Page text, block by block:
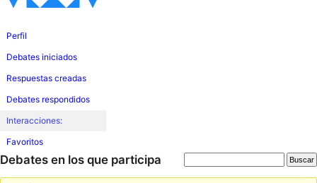
Perfil
Debates iniciados
Respuestas creadas
Debates respondidos
Interacciones:
Favoritos
Debates en los que participa